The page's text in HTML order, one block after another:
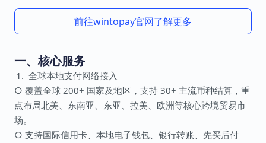
前往wintopay官网了解更多
一、核心服务
全球本地支付网络接入
○ 覆盖全球 200+ 国家及地区，支持 30+ 主流币种结算，重
点布局北美、东南亚、东亚、拉美、欧洲等核心跨境贸易市
场。
○ 支持国际信用卡、本地电子钱包、银行转账、先买后付